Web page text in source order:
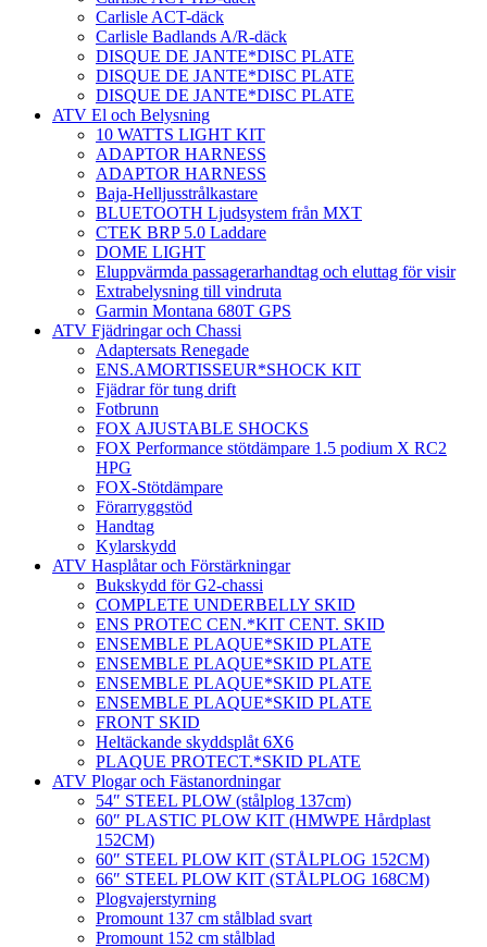
Carlisle ACT-däck
Carlisle Badlands A/R-däck
DISQUE DE JANTE*DISC PLATE
DISQUE DE JANTE*DISC PLATE
DISQUE DE JANTE*DISC PLATE
ATV El och Belysning
10 WATTS LIGHT KIT
ADAPTOR HARNESS
ADAPTOR HARNESS
Baja-Helljusstrålkastare
BLUETOOTH Ljudsystem från MXT
CTEK BRP 5.0 Laddare
DOME LIGHT
Eluppvärmda passagerarhandtag och eluttag för visir
Extrabelysning till vindruta
Garmin Montana 680T GPS
ATV Fjädringar och Chassi
Adaptersats Renegade
ENS.AMORTISSEUR*SHOCK KIT
Fjädrar för tung drift
Fotbrunn
FOX AJUSTABLE SHOCKS
FOX Performance stötdämpare 1.5 podium X RC2
HPG
FOX-Stötdämpare
Förarryggstöd
Handtag
Kylarskydd
ATV Hasplåtar och Förstärkningar
Bukskydd för G2-chassi
COMPLETE UNDERBELLY SKID
ENS PROTEC CEN.*KIT CENT. SKID
ENSEMBLE PLAQUE*SKID PLATE
ENSEMBLE PLAQUE*SKID PLATE
ENSEMBLE PLAQUE*SKID PLATE
ENSEMBLE PLAQUE*SKID PLATE
FRONT SKID
Heltäckande skyddsplåt 6X6
PLAQUE PROTECT.*SKID PLATE
ATV Plogar och Fästanordningar
54″ STEEL PLOW (stålplog 137cm)
60″ PLASTIC PLOW KIT (HMWPE Hårdplast
152CM)
60″ STEEL PLOW KIT (STÅLPLOG 152CM)
66″ STEEL PLOW KIT (STÅLPLOG 168CM)
Plogvajerstyrning
Promount 137 cm stålblad svart
Promount 152 cm stålblad